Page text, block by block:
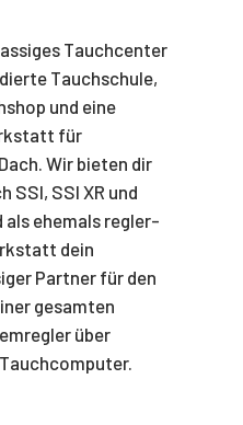
Tauchcenter
Tauchschule,
und eine
für
Wir bieten dir
SSI, SSI XR und
als ehemals regler-
dein
Partner für den
gesamten
über